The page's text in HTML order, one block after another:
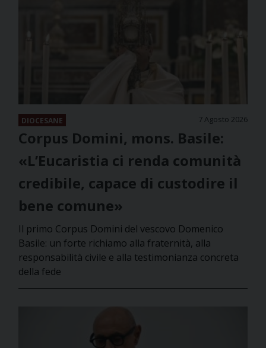
DIOCESANE 7 Agosto 2026
Corpus Domini, mons. Basile:
«L’Eucaristia ci renda comunità
credibile, capace di custodire il
bene comune»
Il primo Corpus Domini del vescovo Domenico
Basile: un forte richiamo alla fraternità, alla
responsabilità civile e alla testimonianza concreta
della fede